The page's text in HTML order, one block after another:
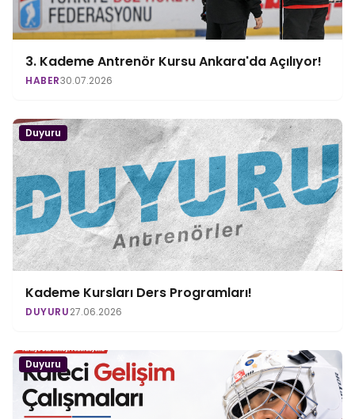
3. Kademe Antrenör Kursu Ankara'da Açılıyor!
HABER30.07.2026
Duyuru
Kademe Kursları Ders Programları!
DUYURU27.06.2026
Duyuru